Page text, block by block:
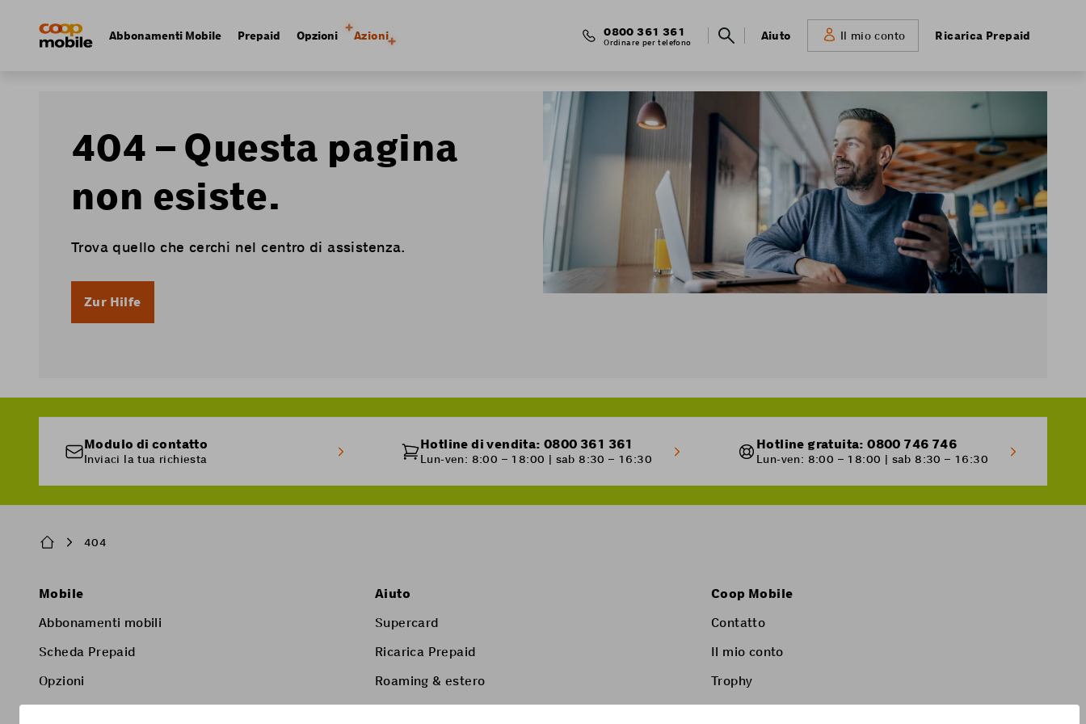
Navigation
principale
Abbonamenti Mobile Prepaid Opzioni Azioni 0800 361 361
Ordinare per telefono
navigation
Aiuto Il mio conto Ricarica Prepaid
404 – Questa pagina
non esiste.
Trova quello che cerchi nel centro di assistenza.
Zur Hilfe
Modulo di contatto
Inviaci la tua richiesta
Hotline di vendita: 0800 361 361
Lun-ven: 8:00 – 18:00 | sab 8:30 – 16:30
Hotline gratuita: 0800 746 746
Lun-ven: 8:00 – 18:00 | sab 8:30 – 16:30
Breadcrumb
404
Pied
page
Mobile
Abbonamenti mobili
Scheda Prepaid
Opzioni
Aiuto
Supercard
Ricarica Prepaid
Roaming & estero
Coop Mobile
Contatto
Il mio conto
Trophy